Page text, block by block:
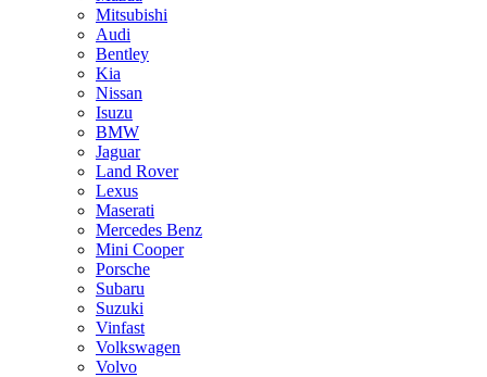
Mitsubishi
Audi
Bentley
Kia
Nissan
Isuzu
BMW
Jaguar
Land Rover
Lexus
Maserati
Mercedes Benz
Mini Cooper
Porsche
Subaru
Suzuki
Vinfast
Volkswagen
Volvo